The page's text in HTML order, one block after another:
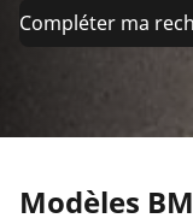
Compléter ma
Modèles